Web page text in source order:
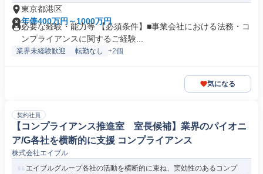
東京都港区
年俸400万円～1000万円
必要な経験・能力等 【必須条件】■事業会社における法務・コ
ンプライアンスに関するご経験...
業界未経験歓迎 転勤なし +2個
気になる
契約社員
【コンプライアンス推進室 室長候補】業界のパイオニ
ア/G各社を横断的に支援 コンプライアンス
株式会社エイブル
エイブルグループ各社の活動を横断的に束ね、実効性のあるコンプ